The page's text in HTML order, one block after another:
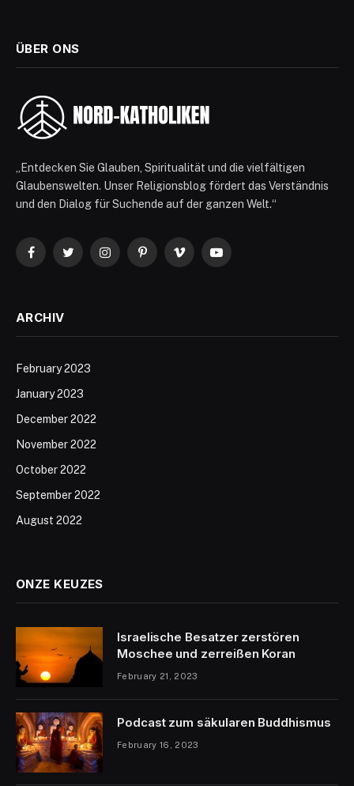
ÜBER ONS
„Entdecken Sie Glauben, Spiritualität und die vielfältigen
Glaubenswelten. Unser Religionsblog fördert das Verständnis
und den Dialog für Suchende auf der ganzen Welt.“
FacebookTwitterInstagramPinterestVimeo YouTube
ARCHIV
February 2023
January 2023
December 2022
November 2022
October 2022
September 2022
August 2022
ONZE KEUZES
Israelische Besatzer zerstören
Moschee und zerreißen Koran
February 21, 2023
Podcast zum säkularen Buddhismus
February 16, 2023